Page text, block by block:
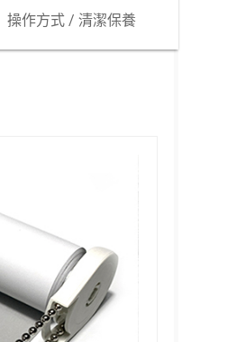
操作方式 / 清潔保養